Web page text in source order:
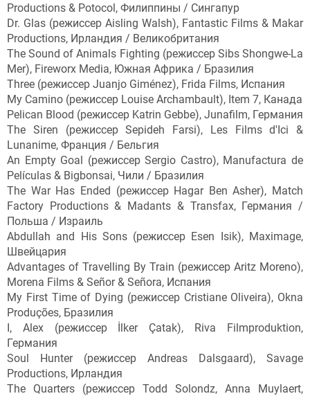
Productions & Potocol, Филиппины / Сингапур
Dr. Glas (режиссер Aisling Walsh), Fantastic Films & Makar
Productions, Ирландия / Великобритания
The Sound of Animals Fighting (режиссер Sibs Shongwe-La
Mer), Fireworx Media, Южная Африка / Бразилия
Three (режиссер Juanjo Giménez), Frida Films, Испания
My Camino (режиссер Louise Archambault), Item 7, Канада
Pelican Blood (режиссер Katrin Gebbe), Junafilm, Германия
The Siren (режиссер Sepideh Farsi), Les Films d'Ici &
Lunanime, Франция / Бельгия
An Empty Goal (режиссер Sergio Castro), Manufactura de
Películas & Bigbonsai, Чили / Бразилия
The War Has Ended (режиссер Hagar Ben Asher), Match
Factory Productions & Madants & Transfax, Германия /
Польша / Израиль
Abdullah and His Sons (режиссер Esen Isik), Maximage,
Швейцария
Advantages of Travelling By Train (режиссер Aritz Moreno),
Morena Films & Señor & Señora, Испания
My First Time of Dying (режиссер Cristiane Oliveira), Okna
Produções, Бразилия
I, Alex (режиссер İlker Çatak), Riva Filmproduktion,
Германия
Soul Hunter (режиссер Andreas Dalsgaard), Savage
Productions, Ирландия
The Quarters (режиссер Todd Solondz, Anna Muylaert,